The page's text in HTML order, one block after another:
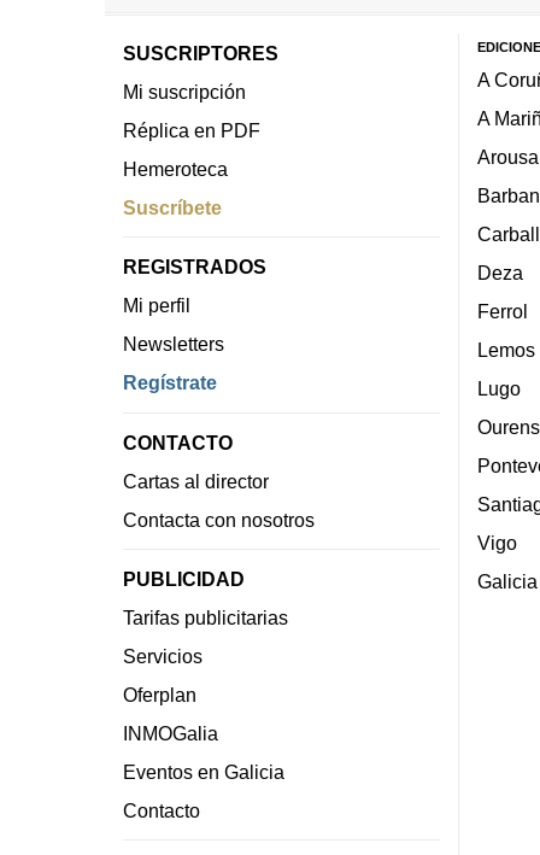
SUSCRIPTORES
Mi suscripción
Réplica en PDF
Hemeroteca
Suscríbete
REGISTRADOS
Mi perfil
Newsletters
Regístrate
CONTACTO
Cartas al director
Contacta con nosotros
PUBLICIDAD
Tarifas publicitarias
Servicios
Oferplan
INMOGalia
Eventos en Galicia
Contacto
A
A
Arousa
Deza
Ferrol
Lemos
Lugo
Vigo